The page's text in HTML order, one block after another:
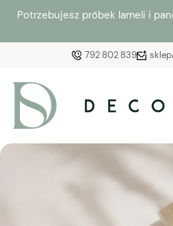
Potrzebujesz próbek lameli i
792 802 839
Załóż konto